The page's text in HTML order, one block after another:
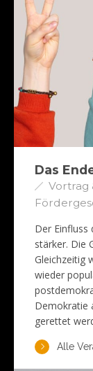
Das
Vortrag
Der
stärker. Die
Gleichzeitig
wieder
Demokratie
gerettet
Alle